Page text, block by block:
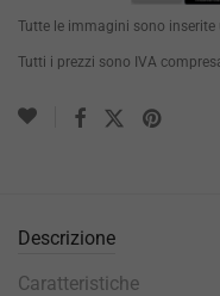
Tutte le immagini sono
Tutti i prezzi sono IVA
Descrizione
Caratteristiche